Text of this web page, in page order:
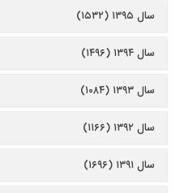
سال ۱۳۹۵ (۱۵۳۲)
سال ۱۳۹۴ (۱۴۹۶)
سال ۱۳۹۳ (۱۰۸۴)
سال ۱۳۹۲ (۱۱۶۶)
سال ۱۳۹۱ (۱۶۹۶)